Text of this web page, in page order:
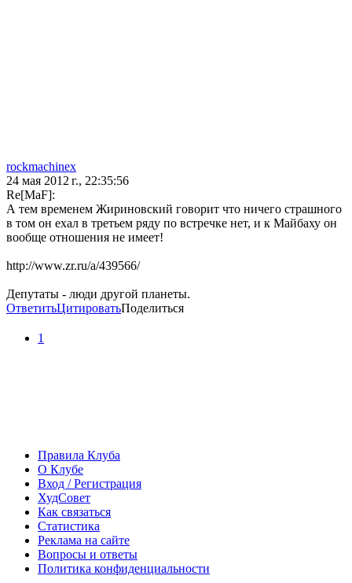
rockmachinex
24 мая 2012 г., 22:35:56
Re[MaF]:
А тем временем Жириновский говорит что ничего страшного
в том он ехал в третьем ряду по встречке нет, и к Майбаху он
вообще отношения не имеет!
http://www.zr.ru/a/439566/
Депутаты - люди другой планеты.
ОтветитьЦитироватьПоделиться
1
Правила Клуба
О Клубе
Вход / Регистрация
ХудСовет
Как связаться
Статистика
Реклама на сайте
Вопросы и ответы
Политика конфиденциальности